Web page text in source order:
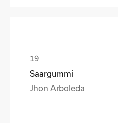
Saargummi
Jhon Arboleda